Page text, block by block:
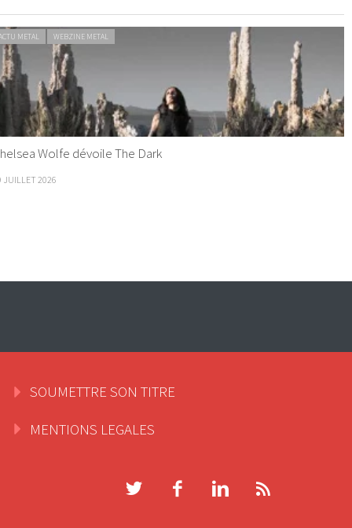
METAL WEBZINE METAL
Wolfe dévoile The Dark
JUILLET 2026
SOUMETTRE SON TITRE
MENTIONS LEGALES